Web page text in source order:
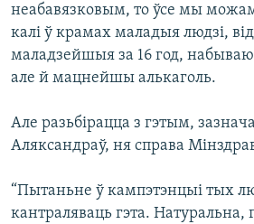
неабавязковым, то ўсе мы
калі ў крамах маладыя людзі,
маладзейшыя за 16 год,
але й мацнейшы алькаголь.
Але разьбірацца з гэтым,
Аляксандраў, ня справа
“Пытаньне ў кампэтэнцыі тых
кантраляваць гэта. Натуральна,